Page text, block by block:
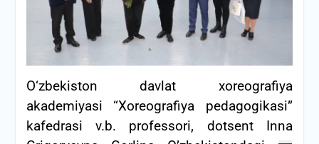
O‘zbekiston davlat xoreografiya
akademiyasi “Xoreografiya pedagogikasi”
kafedrasi v.b. professori, dotsent Inna